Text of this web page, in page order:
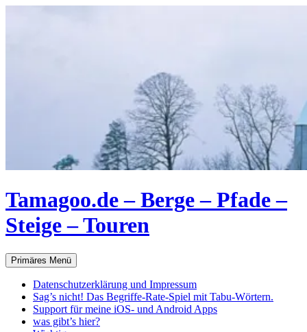
Tamagoo.de – Berge – Pfade –
Steige – Touren
Suchen
Primäres Menü
Datenschutzerklärung und Impressum
Sag’s nicht! Das Begriffe-Rate-Spiel mit Tabu-Wörtern.
Support für meine iOS- und Android Apps
was gibt’s hier?